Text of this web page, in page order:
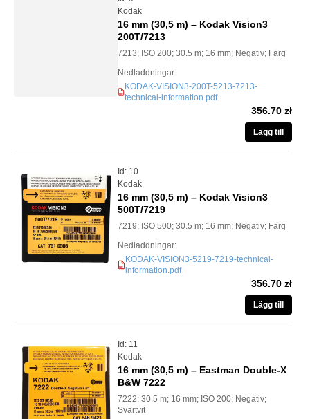
Kodak
16 mm (30,5 m) – Kodak Vision3
200T/7213
7213; ISO 200; 30.5 m; 16 mm; Negativ; Färg
Nedladdningar:
PDF
KODAK-VISION3-200T-5213-7213-
technical-information.pdf
356.70 zł
Lägg till
Id: 10
Kodak
16 mm (30,5 m) – Kodak Vision3
500T/7219
7219; ISO 500; 30.5 m; 16 mm; Negativ; Färg
Nedladdningar:
PDF
KODAK-VISION3-5219-7219-technical-
information.pdf
356.70 zł
Lägg till
Id: 11
Kodak
16 mm (30,5 m) – Eastman Double-X
B&W 7222
7222; 30.5 m; 16 mm; ISO 200; Negativ;
Svartvit